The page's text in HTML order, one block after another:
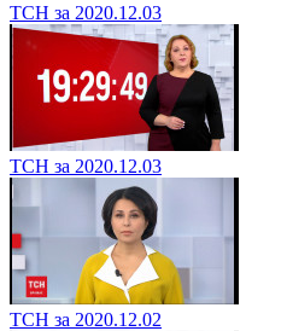
ТСН за 2020.12.03
ТСН за 2020.12.03
ТСН за 2020.12.02